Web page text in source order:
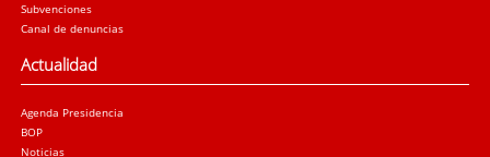
Subvenciones
Canal de denuncias
Actualidad
Agenda Presidencia
BOP
Noticias